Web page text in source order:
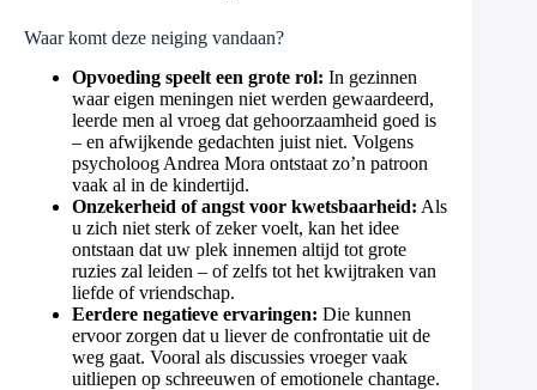
Waar komt deze neiging vandaan?
Opvoeding speelt een grote rol: In gezinnen
waar eigen meningen niet werden gewaardeerd,
leerde men al vroeg dat gehoorzaamheid goed is
– en afwijkende gedachten juist niet. Volgens
psycholoog Andrea Mora ontstaat zo’n patroon
vaak al in de kindertijd.
Onzekerheid of angst voor kwetsbaarheid: Als
u zich niet sterk of zeker voelt, kan het idee
ontstaan dat uw plek innemen altijd tot grote
ruzies zal leiden – of zelfs tot het kwijtraken van
liefde of vriendschap.
Eerdere negatieve ervaringen: Die kunnen
ervoor zorgen dat u liever de confrontatie uit de
weg gaat. Vooral als discussies vroeger vaak
uitliepen op schreeuwen of emotionele chantage.